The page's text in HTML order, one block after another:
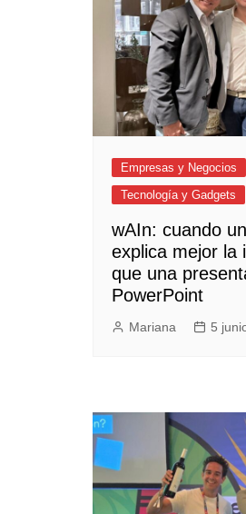
Empresas y Negocios
Tecnología y Gadgets
wAIn: cuando
explica mejor la
que una
PowerPoint
Mariana 5